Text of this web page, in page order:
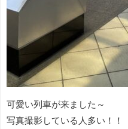
可愛い列車が来ました～
写真撮影している人多い！！